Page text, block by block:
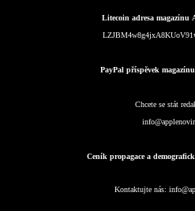
Litecoin adresa magazínu
PayPal příspěvek
Chcete se stát
Ceník propagace a
Kontaktujte nás: